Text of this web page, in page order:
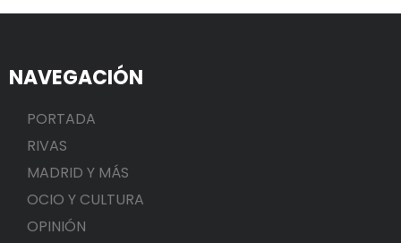
NAVEGACIÓN
PORTADA
RIVAS
MADRID Y MÁS
OCIO Y CULTURA
OPINIÓN